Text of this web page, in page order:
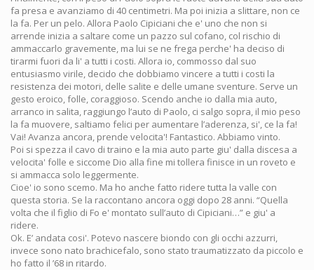
fa presa e avanziamo di 40 centimetri. Ma poi inizia a slittare, non ce
la fa. Per un pelo. Allora Paolo Cipiciani che e' uno che non si
arrende inizia a saltare come un pazzo sul cofano, col rischio di
ammaccarlo gravemente, ma lui se ne frega perche' ha deciso di
tirarmi fuori da li' a tutti i costi. Allora io, commosso dal suo
entusiasmo virile, decido che dobbiamo vincere a tutti i costi la
resistenza dei motori, delle salite e delle umane sventure. Serve un
gesto eroico, folle, coraggioso. Scendo anche io dalla mia auto,
arranco in salita, raggiungo l’auto di Paolo, ci salgo sopra, il mio peso
la fa muovere, saltiamo felici per aumentare l’aderenza, si', ce la fa!
Vai! Avanza ancora, prende velocita'! Fantastico. Abbiamo vinto.
Poi si spezza il cavo di traino e la mia auto parte giu' dalla discesa a
velocita' folle e siccome Dio alla fine mi tollera finisce in un roveto e
si ammacca solo leggermente.
Cioe' io sono scemo. Ma ho anche fatto ridere tutta la valle con
questa storia. Se la raccontano ancora oggi dopo 28 anni. “Quella
volta che il figlio di Fo e' montato sull’auto di Cipiciani…” e giu' a
ridere.
Ok. E’ andata cosi'. Potevo nascere biondo con gli occhi azzurri,
invece sono nato brachicefalo, sono stato traumatizzato da piccolo e
ho fatto il ’68 in ritardo.